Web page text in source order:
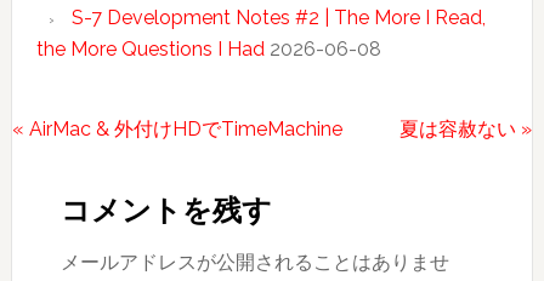
S-7 Development Notes #2 | The More I Read,
the More Questions I Had 2026-06-08
前
« AirMac & 外付けHDでTimeMachine
次
夏は容赦ない »
Interactions
コメントを残す
メールアドレスが公開されることはありませ